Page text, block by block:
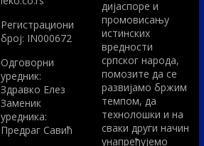
Регистрациони
број: IN000672
Одговорни
уредник:
Здравко Елез
Заменик
уредника:
Предраг Савић
дијаспоре и
промовисању
истинских
вредности
српског народа,
помозите да се
развијамо бржим
темпом, да
технолошки и на
сваки други начин
унапређујемо